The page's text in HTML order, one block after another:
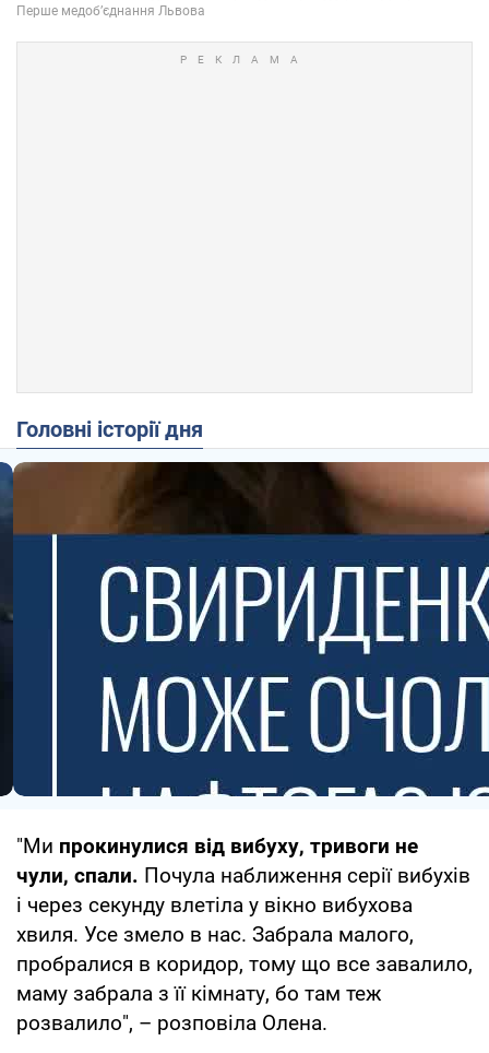
Головні історії дня
"Ми прокинулися від вибуху, тривоги не
чули, спали. Почула наближення серії вибухів
і через секунду влетіла у вікно вибухова
хвиля. Усе змело в нас. Забрала малого,
пробралися в коридор, тому що все завалило,
маму забрала з її кімнату, бо там теж
розвалило", – розповіла Олена.